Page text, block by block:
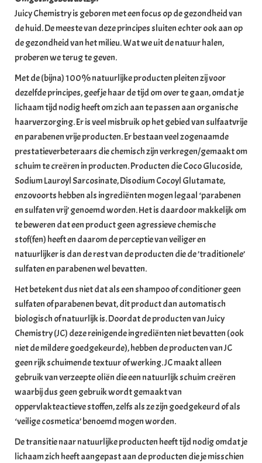
Juicy Chemistry is geboren met een focus op de gezondheid van
de huid. De meeste van deze principes sluiten echter ook aan op
de gezondheid van het milieu. Wat we uit de natuur halen,
proberen we terug te geven.
Met de (bijna) 100% natuurlijke producten pleiten zij voor
dezelfde principes, geef je haar de tijd om over te gaan, omdat je
lichaam tijd nodig heeft om zich aan te passen aan organische
haarverzorging. Er is veel misbruik op het gebied van sulfaatvrije
en parabenen vrije producten. Er bestaan veel zogenaamde
prestatieverbeteraars die chemisch zijn verkregen/gemaakt om
schuim te creëren in producten. Producten die Coco Glucoside,
Sodium Lauroyl Sarcosinate, Disodium Cocoyl Glutamate,
enzovoorts hebben als ingrediënten mogen legaal ‘parabenen
en sulfaten vrij’ genoemd worden. Het is daardoor makkelijk om
te beweren dat een product geen agressieve chemische
stof(fen) heeft en daarom de perceptie van veiliger en
natuurlijker is dan de rest van de producten die de ’traditionele’
sulfaten en parabenen wel bevatten.
Het betekent dus niet dat als een shampoo of conditioner geen
sulfaten of parabenen bevat, dit product dan automatisch
biologisch of natuurlijk is. Doordat de producten van Juicy
Chemistry (JC) deze reinigende ingrediënten niet bevatten (ook
niet de mildere goedgekeurde), hebben de producten van JC
geen rijk schuimende textuur of werking. JC maakt alleen
gebruik van verzeepte oliën die een natuurlijk schuim creëren
waarbij dus geen gebruik wordt gemaakt van
oppervlakteactieve stoffen, zelfs als ze zijn goedgekeurd of als
‘veilige cosmetica’ benoemd mogen worden.
De transitie naar natuurlijke producten heeft tijd nodig omdat je
lichaam zich heeft aangepast aan de producten die je misschien